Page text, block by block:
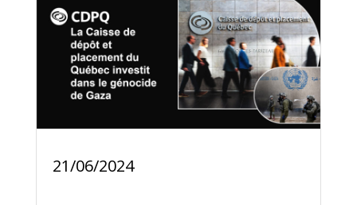
21/06/2024